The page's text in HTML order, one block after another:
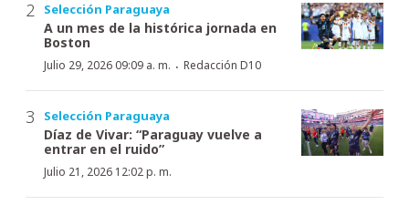
Selección Paraguaya
A un mes de la histórica jornada en
Boston
Julio 29, 2026 09:09 a. m. · Redacción D10
Selección Paraguaya
Díaz de Vivar: “Paraguay vuelve a
entrar en el ruido”
Julio 21, 2026 12:02 p. m.